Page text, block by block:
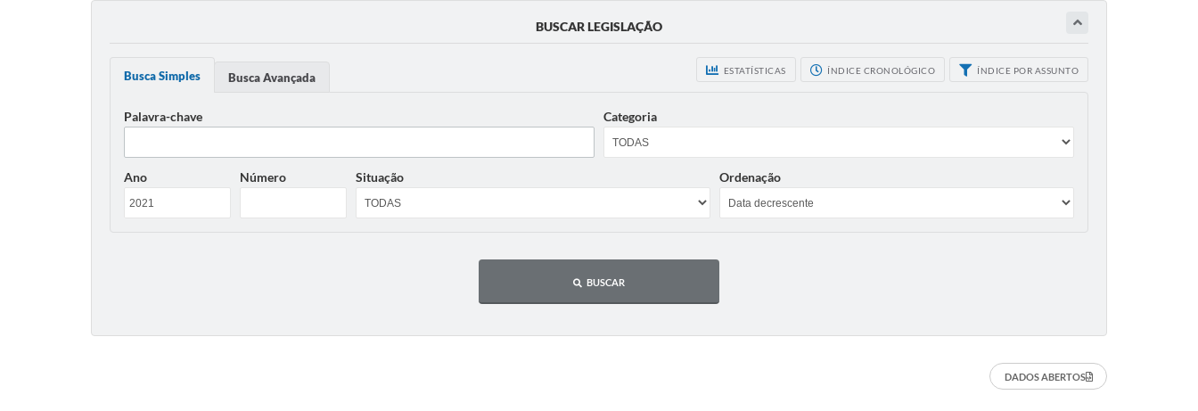
BUSCAR LEGISLAÇÃO
ESTATÍSTICAS ÍNDICE CRONOLÓGICO ÍNDICE POR ASSUNTO
Busca Simples Busca Avançada
Palavra-chave Categoria
Ano Número Situação Ordenação
BUSCAR
DADOS ABERTOS